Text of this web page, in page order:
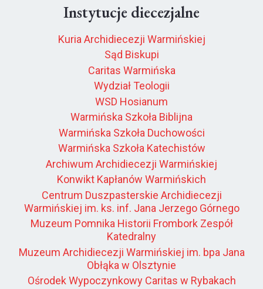
Instytucje diecezjalne
Kuria Archidiecezji Warmińskiej
Sąd Biskupi
Caritas Warmińska
Wydział Teologii
WSD Hosianum
Warmińska Szkoła Biblijna
Warmińska Szkoła Duchowości
Warmińska Szkoła Katechistów
Archiwum Archidiecezji Warmińskiej
Konwikt Kapłanów Warmińskich
Centrum Duszpasterskie Archidiecezji
Warmińskiej im. ks. inf. Jana Jerzego Górnego
Muzeum Pomnika Historii Frombork Zespół
Katedralny
Muzeum Archidiecezji Warmińskiej im. bpa Jana
Obłąka w Olsztynie
Ośrodek Wypoczynkowy Caritas w Rybakach